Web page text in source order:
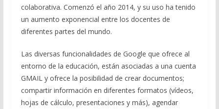
colaborativa. Comenzó el año 2014, y su uso ha tenido
un aumento exponencial entre los docentes de
diferentes partes del mundo.
Las diversas funcionalidades de Google que ofrece al
entorno de la educación, están asociadas a una cuenta
GMAIL y ofrece la posibilidad de crear documentos;
compartir información en diferentes formatos (vídeos,
hojas de cálculo, presentaciones y más), agendar